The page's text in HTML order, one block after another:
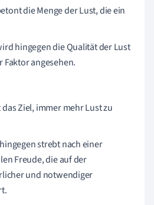
die Menge der Lust, die ein
hingegen die Qualität der Lust
Faktor angesehen.
Ziel, immer mehr Lust zu
strebt nach einer
Freude, die auf der
und notwendiger